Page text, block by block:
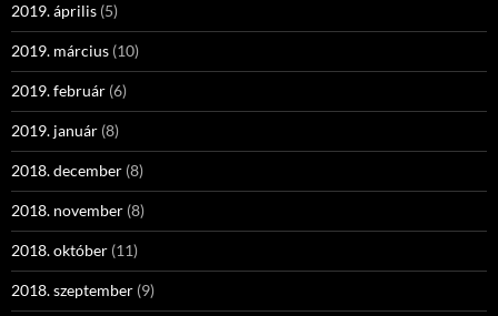
2019. április (5)
2019. március (10)
2019. február (6)
2019. január (8)
2018. december (8)
2018. november (8)
2018. október (11)
2018. szeptember (9)